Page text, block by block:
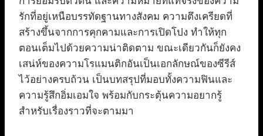
รักที่อยู่เหนือบรรทัดฐานทางสังคม ความตึงเครียดที่
สร้างขึ้นจากการคุกคามและการเปิดโปง ทำให้ทุก
ตอนเต็มไปด้วยความน่าติดตาม ขณะเดียวกันก็ยังคง
เสน่ห์ของความโรแมนติกอันเป็นเอกลักษณ์ของซีรีส์
ไว้อย่างครบถ้วน เป็นบทสรุปที่มอบทั้งความฟินและ
ความรู้สึกอิ่มเอมใจ พร้อมกับกระตุ้นความอยากรู้
สำหรับเรื่องราวที่จะตามมา